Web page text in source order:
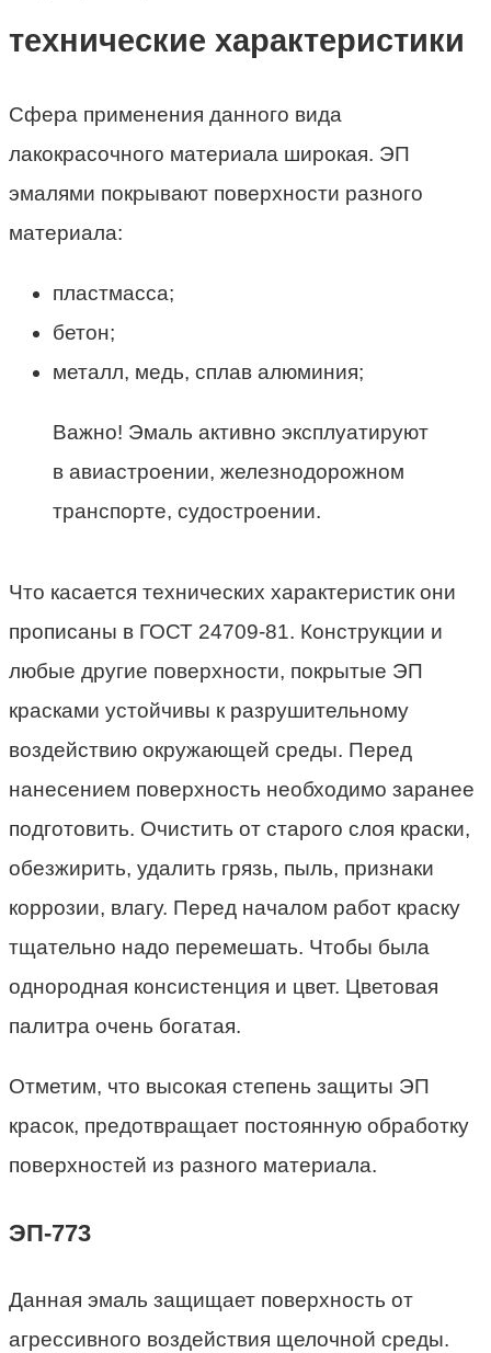
технические характеристики
Сфера применения данного вида
лакокрасочного материала широкая. ЭП
эмалями покрывают поверхности разного
материала:
пластмасса;
бетон;
металл, медь, сплав алюминия;
Важно! Эмаль активно эксплуатируют
в авиастроении, железнодорожном
транспорте, судостроении.
Что касается технических характеристик они
прописаны в ГОСТ 24709-81. Конструкции и
любые другие поверхности, покрытые ЭП
красками устойчивы к разрушительному
воздействию окружающей среды. Перед
нанесением поверхность необходимо заранее
подготовить. Очистить от старого слоя краски,
обезжирить, удалить грязь, пыль, признаки
коррозии, влагу. Перед началом работ краску
тщательно надо перемешать. Чтобы была
однородная консистенция и цвет. Цветовая
палитра очень богатая.
Отметим, что высокая степень защиты ЭП
красок, предотвращает постоянную обработку
поверхностей из разного материала.
ЭП-773
Данная эмаль защищает поверхность от
агрессивного воздействия щелочной среды.